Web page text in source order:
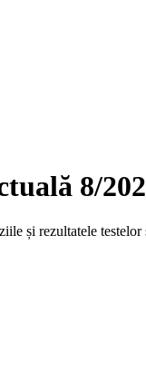
8/
și rezultatele